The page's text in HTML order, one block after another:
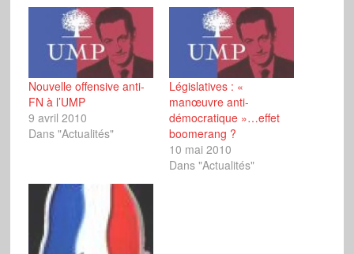
Nouvelle offensive anti-
FN à l’UMP
9 avril 2010
Dans "Actualités"
Législatives : «
manœuvre anti-
démocratique »…effet
boomerang ?
10 mai 2010
Dans "Actualités"